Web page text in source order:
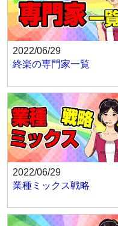
2022/06/29
終楽の専門家一覧
2022/06/29
業種ミックス戦略